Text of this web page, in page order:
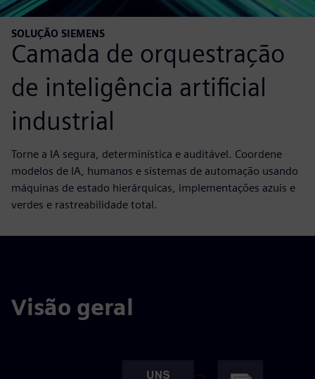
SOLUÇÃO SIEMENS
Camada de orquestração
de inteligência artificial
industrial
Torne a IA segura, determinística e auditável. Coordene
modelos de IA, humanos e sistemas de automação usando
máquinas de estado hierárquicas, implementações azuis e
verdes e rastreabilidade total.
Visão geral